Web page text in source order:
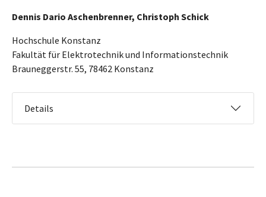
Dennis Dario Aschenbrenner, Christoph Schick
Hochschule Konstanz
Fakultät für Elektrotechnik und Informationstechnik
Brauneggerstr. 55, 78462 Konstanz
Details